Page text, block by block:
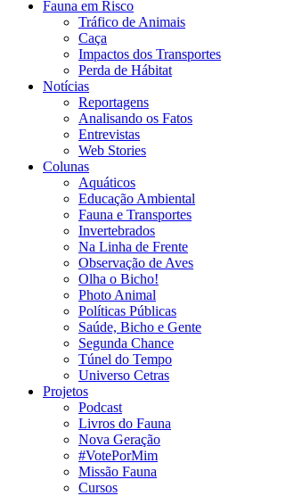
Fauna em Risco
Tráfico de Animais
Caça
Impactos dos Transportes
Perda de Hábitat
Notícias
Reportagens
Analisando os Fatos
Entrevistas
Web Stories
Colunas
Aquáticos
Educação Ambiental
Fauna e Transportes
Invertebrados
Na Linha de Frente
Observação de Aves
Olha o Bicho!
Photo Animal
Políticas Públicas
Saúde, Bicho e Gente
Segunda Chance
Túnel do Tempo
Universo Cetras
Projetos
Podcast
Livros do Fauna
Nova Geração
#VotePorMim
Missão Fauna
Cursos